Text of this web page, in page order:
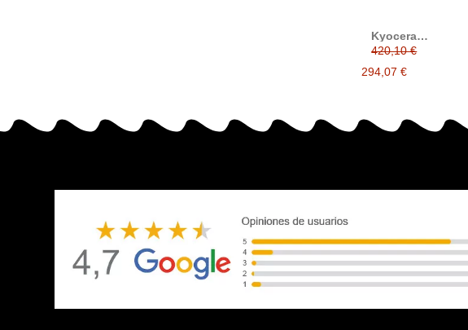
Kyocera
302NL93020/302NL93023
tambor compatible DK7105
420,10 €
294,07 €